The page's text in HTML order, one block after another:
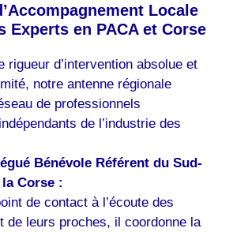
Locale
Experts en PACA et Corse
rigueur d’intervention absolue et
notre antenne régionale
de professionnels
de l’industrie des
Bénévole Référent du Sud-
Corse :
de contact à l’écoute des
de leurs proches, il coordonne la